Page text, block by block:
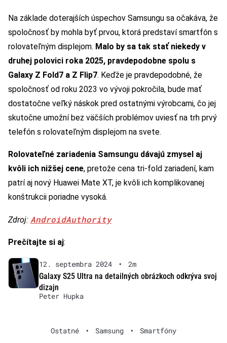
Na základe doterajších úspechov Samsungu sa očakáva, že
spoločnosť by mohla byť prvou, ktorá predstaví smartfón s
rolovateľným displejom. Malo by sa tak stať niekedy v
druhej polovici roka 2025, pravdepodobne spolu s
Galaxy Z Fold7 a Z Flip7. Keďže je pravdepodobné, že
spoločnosť od roku 2023 vo vývoji pokročila, bude mať
dostatočne veľký náskok pred ostatnými výrobcami, čo jej
skutočne umožní bez väčších problémov uviesť na trh prvý
telefón s rolovateľným displejom na svete.
Rolovateľné zariadenia Samsungu dávajú zmysel aj
kvôli ich nižšej cene, pretože cena tri-fold zariadení, kam
patrí aj nový Huawei Mate XT, je kvôli ich komplikovanej
konštrukcii poriadne vysoká.
Zdroj: AndroidAuthority
Prečítajte si aj:
12. septembra 2024 •
2m
Galaxy S25 Ultra na detailných obrázkoch odkrýva svoj
dizajn
Peter Hupka
Ostatné • Samsung • Smartfóny